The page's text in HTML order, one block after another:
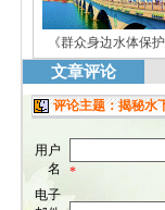
《群众身边水体保
文章评论